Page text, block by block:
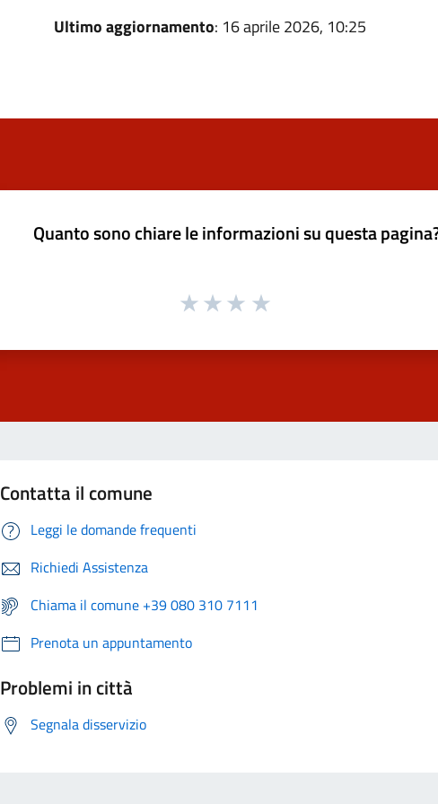
Ultimo aggiornamento: 16 aprile 2026, 10:25
Quanto sono chiare le informazioni su questa
Contatta il comune
Leggi le domande frequenti
Richiedi Assistenza
Chiama il comune +39 080 310 7111
Prenota un appuntamento
Problemi in città
Segnala disservizio